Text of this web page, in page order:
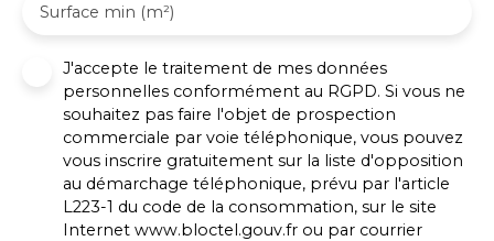
Surface min (m²)
J'accepte le traitement de mes données
personnelles conformément au RGPD. Si vous ne
souhaitez pas faire l'objet de prospection
commerciale par voie téléphonique, vous pouvez
vous inscrire gratuitement sur la liste d'opposition
au démarchage téléphonique, prévu par l'article
L223-1 du code de la consommation, sur le site
Internet www.bloctel.gouv.fr ou par courrier